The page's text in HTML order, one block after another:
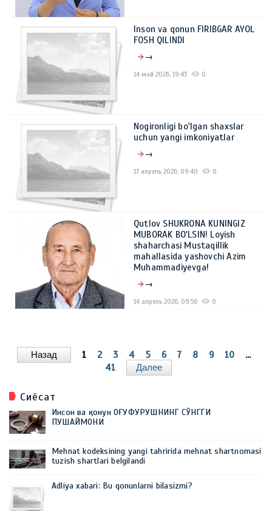
Inson va qonun FIRIBGAR AYOL
FOSH QILINDI
→
14 май 2026, 19:43 0
Nogironligi bo'lgan shaxslar
uchun yangi imkoniyatlar
→
17 апрель 2026, 09:40 0
Qutlov SHUKRONA KUNINGIZ
MUBORAK BO'LSIN! Loyish
shaharchasi Mustaqillik
mahallasida yashovchi Azim
Muhammadiyevga!
→
14 апрель 2026, 09:56 0
Назад 1 2 3 4 5 6 7 8 9 10
...
41
Далее
Сиёсат
Инсон ва қонун ОҒУФУРУШНИНГ СЎНГГИ
ПУШАЙМОНИ
Mehnat kodeksining yangi tahririda mehnat shartnomasi
tuzish shartlari belgilandi
Adliya xabari: Bu qonunlarni bilasizmi?